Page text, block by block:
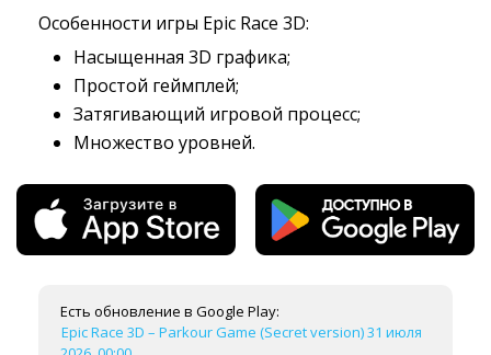
Особенности игры Epic Race 3D:
Насыщенная 3D графика;
Простой геймплей;
Затягивающий игровой процесс;
Множество уровней.
Есть обновление в Google Play:
Epic Race 3D – Parkour Game (Secret version) 31 июля